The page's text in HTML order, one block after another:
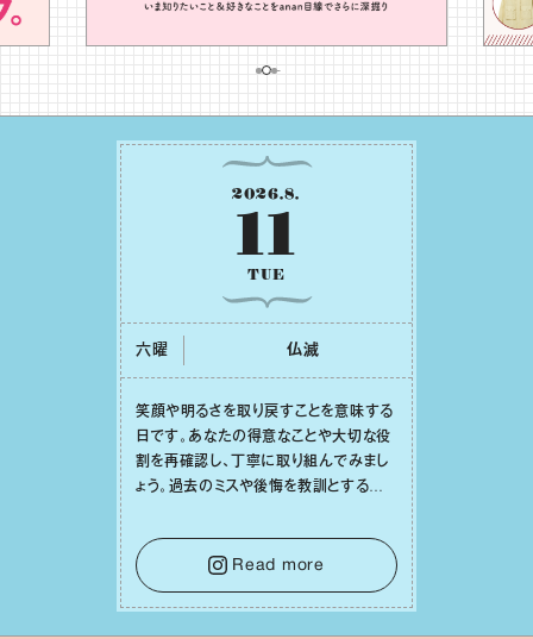
2026.8.
11
TUE
六曜 仏滅
笑顔や明るさを取り戻すことを意味する
⽇です。あなたの得意なことや⼤切な役
割を再確認し、丁寧に取り組んでみまし
ょう。過去のミスや後悔を教訓とするこ
意⾒も柔軟に受け⼊れること。そのしな
やかな姿勢が信頼を回復させ、⼈間関係
を笑顔あふれる良好なものへと変えてい
くはずです。
Read more